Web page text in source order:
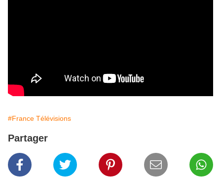
#France Télévisions
Partager